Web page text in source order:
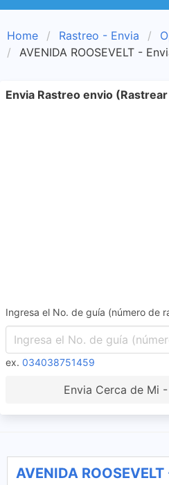
Home Rastreo - Envia
AVENIDA ROOSEVELT -
Envia Rastreo envio
Ingresa el No. de guía (número de
ex. 034038751459
Envia Cerca de Mi
AVENIDA